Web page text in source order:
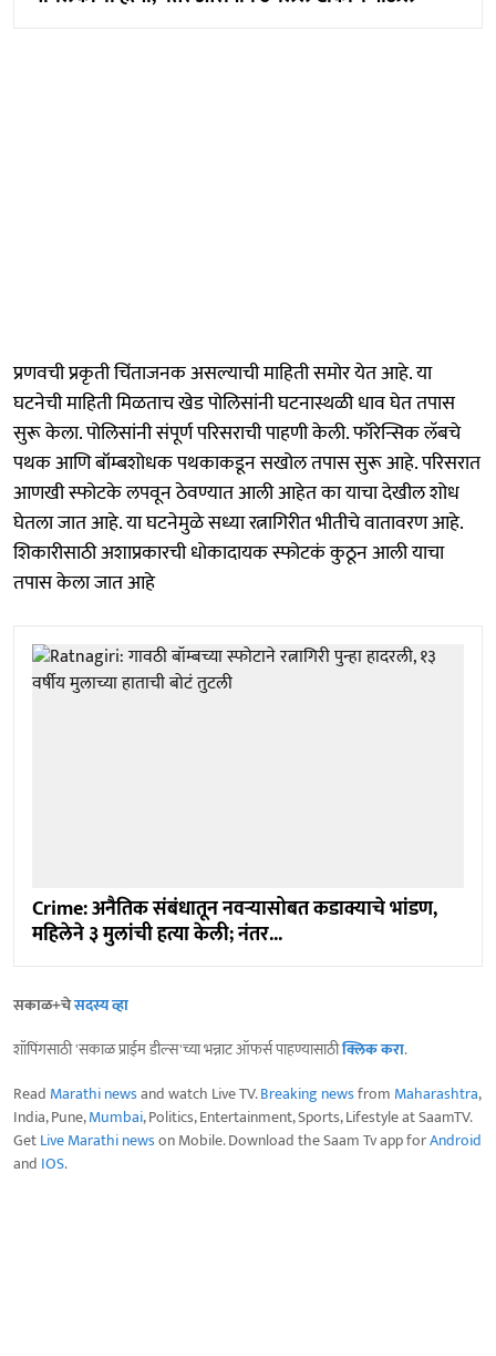
प्रणवची प्रकृती चिंताजनक असल्याची माहिती समोर येत आहे. या
घटनेची माहिती मिळताच खेड पोलिसांनी घटनास्थळी धाव घेत तपास
सुरू केला. पोलिसांनी संपूर्ण परिसराची पाहणी केली. फॉरेन्सिक लॅबचे
पथक आणि बॉम्बशोधक पथकाकडून सखोल तपास सुरू आहे. परिसरात
आणखी स्फोटके लपवून ठेवण्यात आली आहेत का याचा देखील शोध
घेतला जात आहे. या घटनेमुळे सध्या रत्नागिरीत भीतीचे वातावरण आहे.
शिकारीसाठी अशाप्रकारची धोकादायक स्फोटकं कुठून आली याचा
तपास केला जात आहे
Crime: अनैतिक संबंधातून नवऱ्यासोबत कडाक्याचे भांडण,
महिलेने ३ मुलांची हत्या केली; नंतर...
सकाळ+चेसदस्य व्हा
शॉपिंगसाठी 'सकाळ प्राईम डील्स'च्या भन्नाट ऑफर्स पाहण्यासाठीक्लिक करा.
Read Marathi newsand watch Live TV.Breaking newsfrom Maharashtra,
India, Pune,Mumbai, Politics, Entertainment, Sports, Lifestyle at SaamTV.
GetLive Marathi newson Mobile. Download the Saam Tv app forAndroid
and IOS.